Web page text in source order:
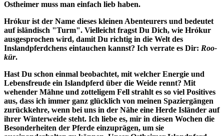
Ostheimer muss man einfach lieb haben.
Hrókur ist der Name dieses kleinen Abenteurers und bedeutet
auf isländisch "Turm". Vielleicht fragst Du Dich, wie Hrókur
ausgesprochen wird, damit Du richtig in die Welt des
Inslandpferdchens eintauchen kannst? Ich verrate es Dir: Roo-
kür.
Hast Du schon einmal beobachtet, mit welcher Energie und
Lebensfreude ein Islandpferd über die Weide rennt? Mit
wehender Mähne und zotteligem Fell strahlt es so viel Positives
aus, dass ich immer ganz glücklich von meinen Spaziergängen
zurückkehre, wenn bei uns in der Nähe eine Herde Isländer auf
ihrer Winterweide steht. Ich liebe es, mir in diesen Wochen die
Besonderheiten der Pferde einzuprägen, um sie